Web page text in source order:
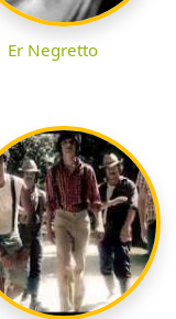
Er Negretto